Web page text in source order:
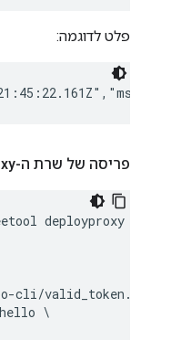
פלט לדוגמה:
פריסה של שרת ה-proxy
deployproxy \
cli/valid_token.dat)"\
\